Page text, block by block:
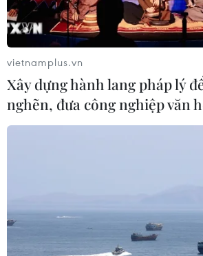
vietnamplus.vn
Xây dựng hành lang pháp lý
nghẽn, đưa công nghiệp văn